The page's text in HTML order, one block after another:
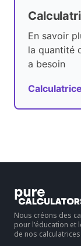
En savoir
la quantité
a besoin
Nous créons des
pour l'éducation et
de nos calculatrices